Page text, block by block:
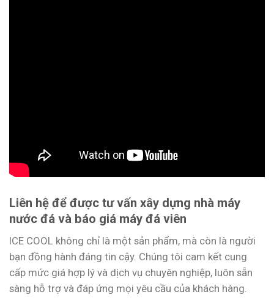
Liên hệ để được tư vấn xây dựng nhà máy
nước đá và báo giá máy đá viên
ICE COOL không chỉ là một sản phẩm, mà còn là người
bạn đồng hành đáng tin cậy. Chúng tôi cam kết cung
cấp mức giá hợp lý và dịch vụ chuyên nghiệp, luôn sẵn
sàng hỗ trợ và đáp ứng mọi yêu cầu của khách hàng.